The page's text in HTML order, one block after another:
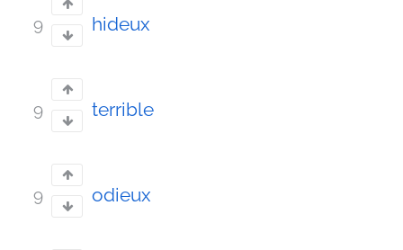
9 hideux
9 terrible
9 odieux